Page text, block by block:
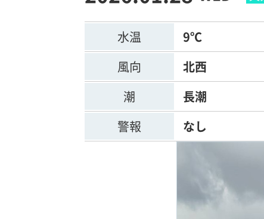
水温 9℃
風向
北西
潮
長潮
警報
なし